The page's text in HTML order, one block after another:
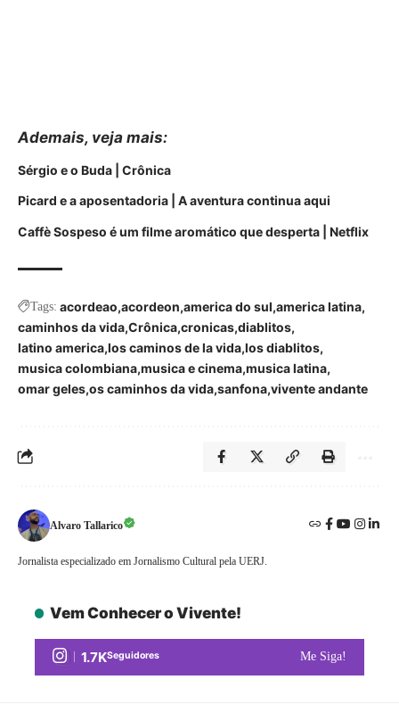
Ademais, veja mais:
Sérgio e o Buda | Crônica
Picard e a aposentadoria | A aventura continua aqui
Caffè Sospeso é um filme aromático que desperta | Netflix
Tags: acordeao acordeon america do sul america latina
caminhos da vida Crônica cronicas diablitos
latino america los caminos de la vida los diablitos
musica colombiana musica e cinema musica latina
omar geles os caminhos da vida sanfona vivente andante
Alvaro Tallarico
Jornalista especializado em Jornalismo Cultural pela UERJ.
Vem Conhecer o Vivente!
1.7KSeguidores Me Siga!